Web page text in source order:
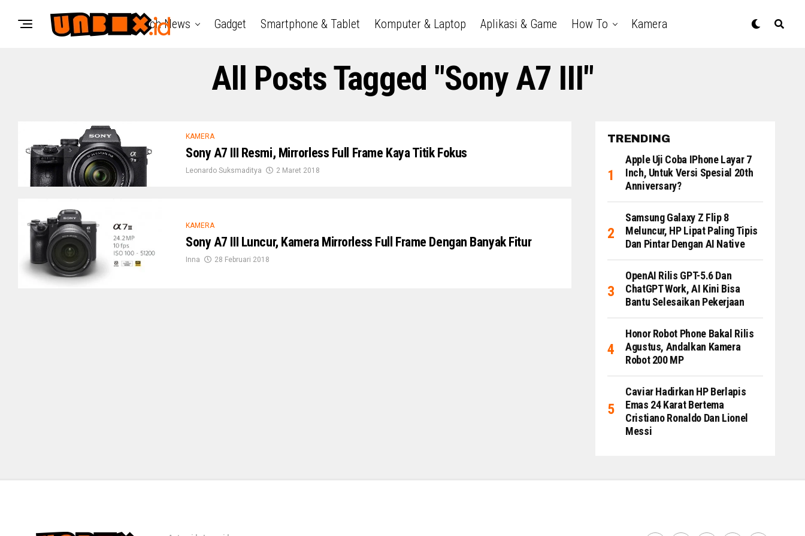
Tech News Gadget Smartphone & Tablet Komputer & Laptop Aplikasi & Game How To Kamera
All Posts Tagged "Sony A7 III"
KAMERA
Sony A7 III Resmi, Mirrorless Full Frame Kaya Titik Fokus
Leonardo Suksmaditya 2 Maret 2018
KAMERA
Sony A7 III Luncur, Kamera Mirrorless Full Frame Dengan Banyak Fitur
Inna 28 Februari 2018
TRENDING
Apple Uji Coba IPhone Layar 7
Inch, Untuk Versi Spesial 20th
Anniversary?
Samsung Galaxy Z Flip 8
Meluncur, HP Lipat Paling Tipis
Dan Pintar Dengan AI Native
OpenAI Rilis GPT-5.6 Dan
ChatGPT Work, AI Kini Bisa
Bantu Selesaikan Pekerjaan
Honor Robot Phone Bakal Rilis
Agustus, Andalkan Kamera
Robot 200 MP
Caviar Hadirkan HP Berlapis
Emas 24 Karat Bertema
Cristiano Ronaldo Dan Lionel
Messi